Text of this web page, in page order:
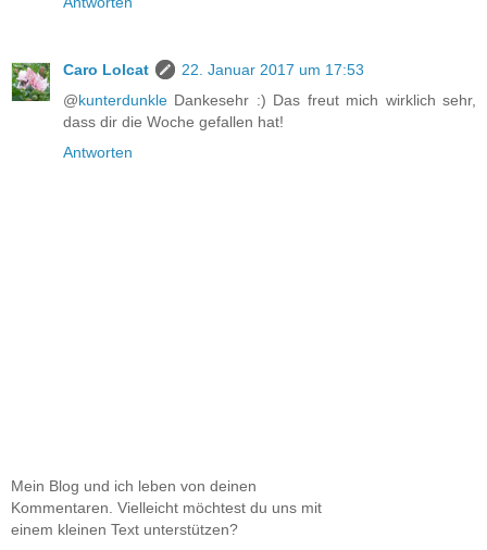
Caro Lolcat
22. Januar 2017 um 17:53
@kunterdunkle Dankesehr :) Das freut mich wirklich sehr,
dass dir die Woche gefallen hat!
Antworten
Mein Blog und ich leben von deinen
Kommentaren. Vielleicht möchtest du uns mit
einem kleinen Text unterstützen?